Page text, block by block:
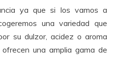
ya que si los vamos a
una variedad que
su dulzor, acidez o aroma
una amplia gama de